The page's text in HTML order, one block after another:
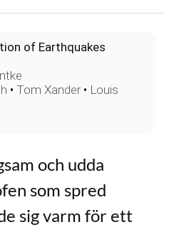
of Earthquakes
• Tom Xander• Louis
och udda
som spred
sig varm för ett